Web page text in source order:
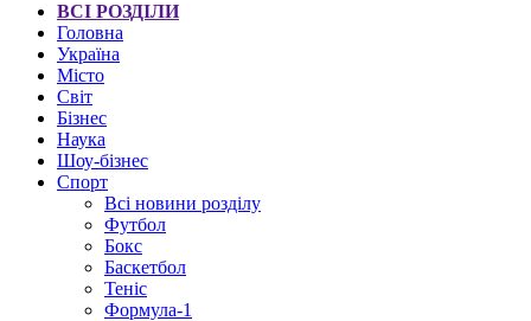
ВСІ РОЗДІЛИ
Головна
Україна
Місто
Світ
Бізнес
Наука
Шоу-бізнес
Спорт
Всі новини розділу
Футбол
Бокс
Баскетбол
Теніс
Формула-1